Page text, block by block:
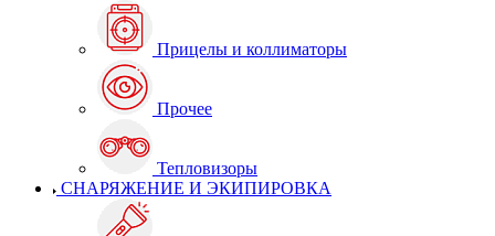
Прицелы и коллиматоры
Прочее
Тепловизоры
СНАРЯЖЕНИЕ И ЭКИПИРОВКА